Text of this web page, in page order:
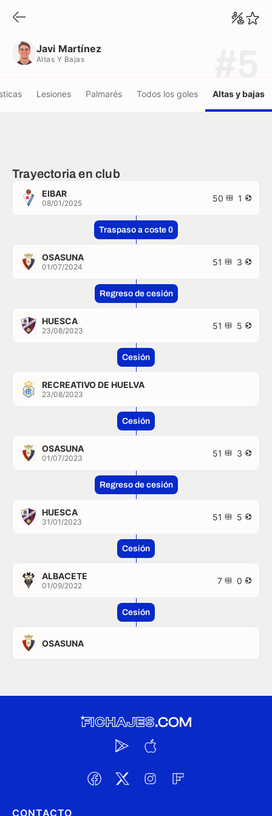
Javi Martínez
Altas Y Bajas
Lesiones Palmarés Todos los goles Altas y bajas
Trayectoria en club
EIBAR
08/01/2025 50 1
Traspaso a coste 0
OSASUNA
01/07/2024 51 3
Regreso de cesión
HUESCA
23/08/2023 51 5
Cesión
RECREATIVO DE HUELVA
23/08/2023
Cesión
OSASUNA
01/07/2023 51 3
Regreso de cesión
HUESCA
31/01/2023 51 5
Cesión
ALBACETE
01/09/2022 7 0
Cesión
OSASUNA
CONTACTO